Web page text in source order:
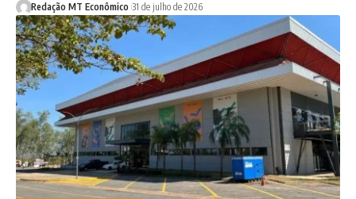
Redação MT Econômico 31 de julho de 2026